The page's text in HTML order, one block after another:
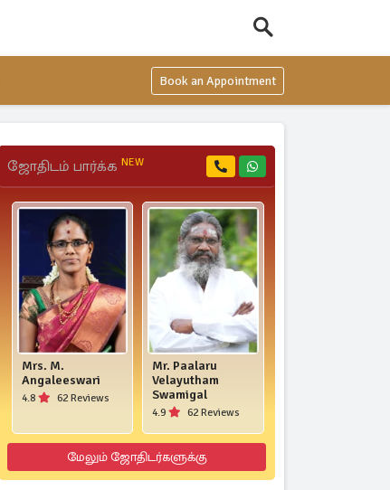
Book an Appointment
ஜோதிடம் பார்க்க NEW
Mrs. M.
Angaleeswari
4.8 62 Reviews
Mr. Paalaru
Velayutham
Swamigal
4.9 62 Reviews
மேலும் ஜோதிடர்களுக்கு